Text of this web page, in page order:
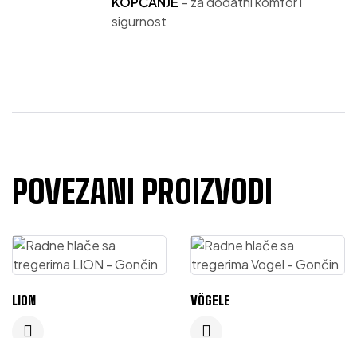
sigurnost
POVEZANI PROIZVODI
LION VÖGELE